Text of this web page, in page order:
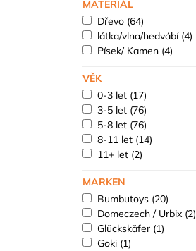
MATERIÁL
Dřevo (64)
látka/vlna/hedvábí (4)
Písek/ Kamen (4)
VĚK
0-3 let (17)
3-5 let (76)
5-8 let (76)
8-11 let (14)
11+ let (2)
MARKEN
Bumbutoys (20)
Domeczech / Urbix (2)
Glückskäfer (1)
Goki (1)